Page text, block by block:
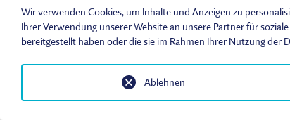
Spiele und
Wir verwenden Cookies, um Inhalte und Anzeigen zu
Ihrer Verwendung unserer Website an unsere Partner für
bereitgestellt haben oder die sie im Rahmen Ihrer Nutzung
Ablehnen